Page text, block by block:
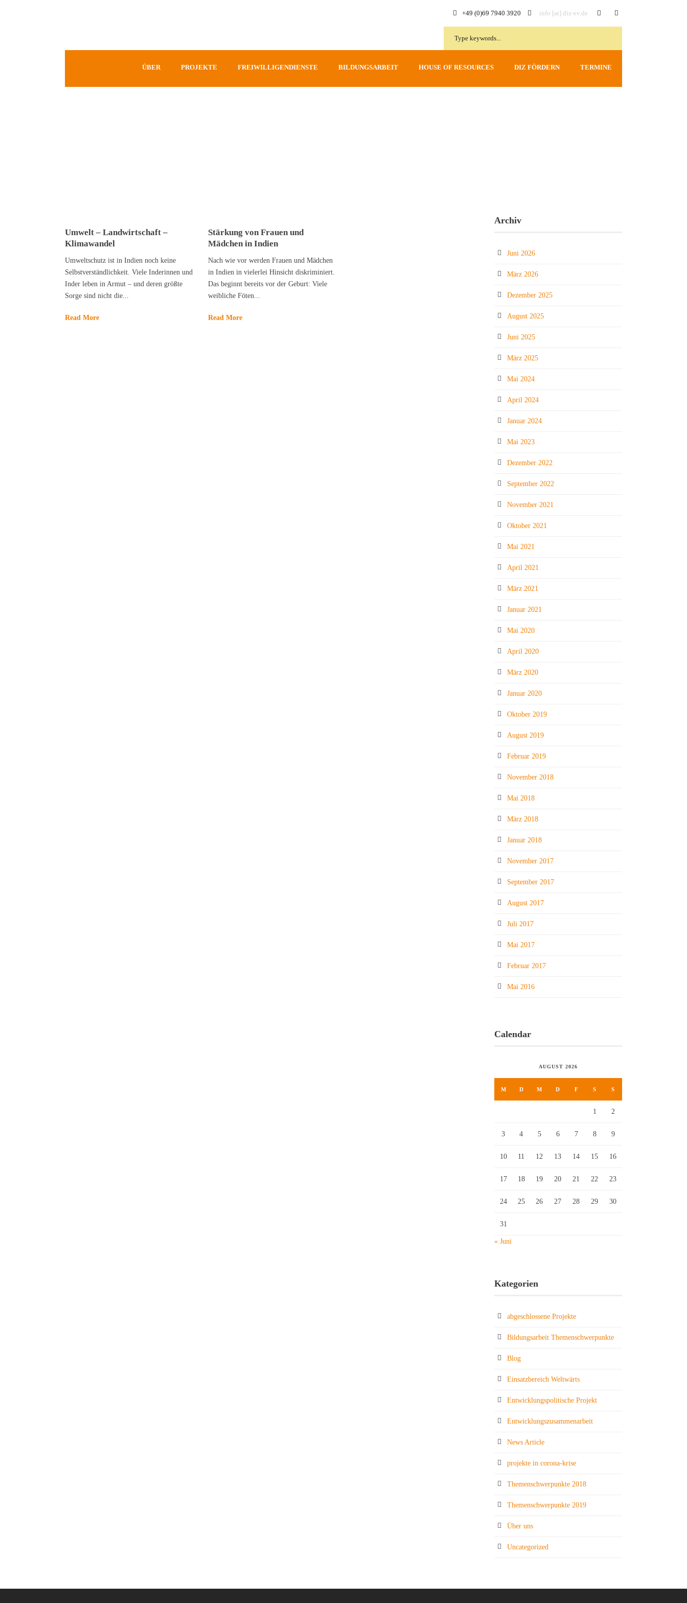
+49 (0)69 7940 3920 info [at] diz-ev.de
ÜBER PROJEKTE FREIWILLIGENDIENSTE BILDUNGSARBEIT HOUSE OF RESOURCES DIZ FÖRDERN TERMINE
Umwelt – Landwirtschaft –
Klimawandel
Umweltschutz ist in Indien noch keine
Selbstverständlichkeit. Viele Inderinnen und
Inder leben in Armut – und deren größte
Sorge sind nicht die...
Read More
Stärkung von Frauen und
Mädchen in Indien
Nach wie vor werden Frauen und Mädchen
in Indien in vielerlei Hinsicht diskriminiert.
Das beginnt bereits vor der Geburt: Viele
weibliche Föten...
Read More
Archiv
Juni 2026
März 2026
Dezember 2025
August 2025
Juni 2025
März 2025
Mai 2024
April 2024
Januar 2024
Mai 2023
Dezember 2022
September 2022
November 2021
Oktober 2021
Mai 2021
April 2021
März 2021
Januar 2021
Mai 2020
April 2020
März 2020
Januar 2020
Oktober 2019
August 2019
Februar 2019
November 2018
Mai 2018
März 2018
Januar 2018
November 2017
September 2017
August 2017
Juli 2017
Mai 2017
Februar 2017
Mai 2016
Calendar
AUGUST 2026
M D M D F S S
1 2
3 4 5 6 7 8 9
10 11 12 13 14 15 16
17 18 19 20 21 22 23
24 25 26 27 28 29 30
31
« Juni
Kategorien
abgeschlossene Projekte
Bildungsarbeit Themenschwerpunkte
Blog
Einsatzbereich Weltwärts
Entwicklungspolitische Projekt
Entwicklungszusammenarbeit
News Article
projekte in corona-krise
Themenschwerpunkte 2018
Themenschwerpunkte 2019
Über uns
Uncategorized